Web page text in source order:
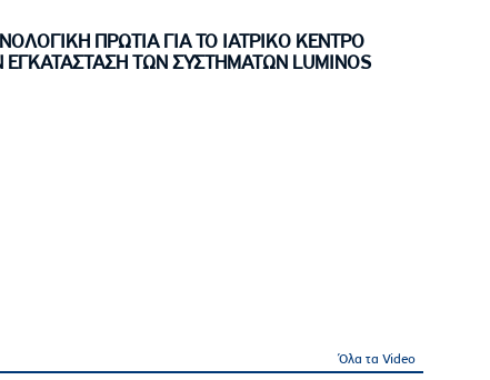
ΠΡΩΤΙΑ ΓΙΑ ΤΟ ΙΑΤΡΙΚΟ ΚΕΝΤΡΟ
ΤΩΝ ΣΥΣΤΗΜΑΤΩΝ LUMINOS
Όλα τα Video